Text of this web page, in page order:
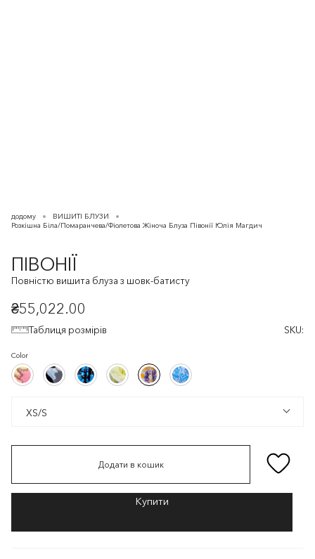
додому
ВИШИТІ БЛУЗИ
Розкішна Біла/Помаранчева/Фіолетова Жіноча Блуза Півонії Юлія Магдич
ПІВОНІЇ
Повністю вишита блуза з шовк-батисту
₴55,022.00
Таблиця розмірів SKU:
Color
Кораловий/
Різнокольоровий
Кораловий/
Чорний/
Різнокольоровий
Чорний/
Чорний/
Блакитний
Чорний/
Світло-
жовтий/
Ліловий
Світло-
Білий/
Помаранчевий/
Фіолетовий
Білий/
Білий/
Блакитний
Білий/
XS/S
XS/S
Додати в кошик